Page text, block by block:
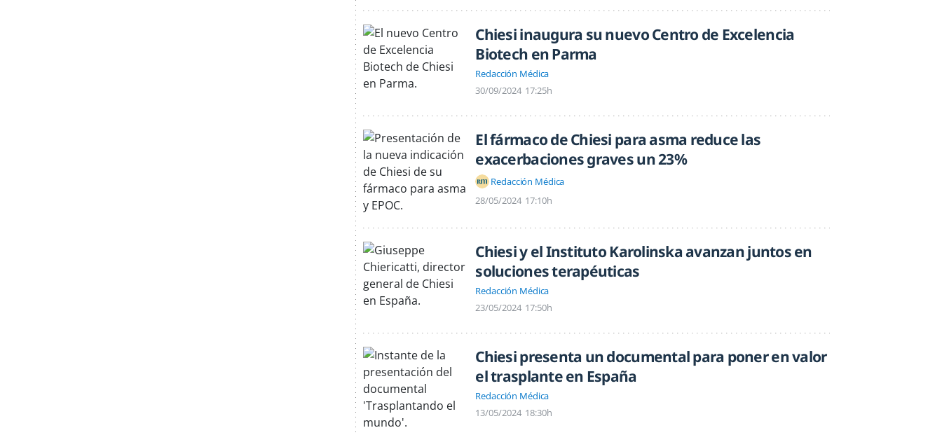
Chiesi inaugura su nuevo Centro de Excelencia
Biotech en Parma
Redacción Médica
30/09/2024 17:25h
El fármaco de Chiesi para asma reduce las
exacerbaciones graves un 23%
Redacción Médica
28/05/2024 17:10h
Chiesi y el Instituto Karolinska avanzan juntos en
soluciones terapéuticas
Redacción Médica
23/05/2024 17:50h
Chiesi presenta un documental para poner en valor
el trasplante en España
Redacción Médica
13/05/2024 18:30h